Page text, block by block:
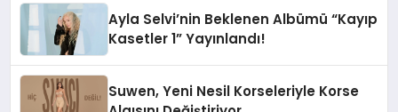
Ayla Selvi’nin Beklenen Albümü “Kayıp
Kasetler 1” Yayınlandı!
Suwen, Yeni Nesil Korseleriyle Korse